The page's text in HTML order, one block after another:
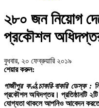
২৮০ জন নিয়োগ
প্রকৌশল
বুধবার, ২০ ফেব্রুয়ারি ২০১৯
শেয়ার করুন:
গাজীপুর কণ্ঠ,চাকরি-বাকরি ডেস্ক :
প্রকৌশল অধিদপ্তর। প্রতিষ্ঠানটি
যোগ্যতা থাকলে আপনিও আবেদন